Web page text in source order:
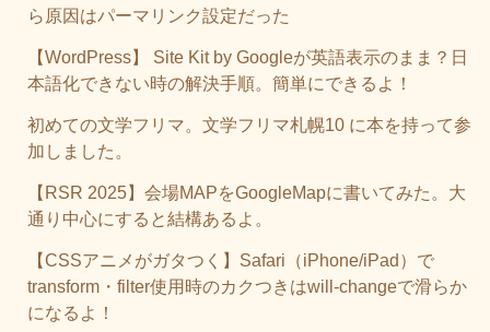
ら原因はパーマリンク設定だった
【WordPress】 Site Kit by Googleが英語表示のまま？日
本語化できない時の解決手順。簡単にできるよ！
初めての文学フリマ。文学フリマ札幌10 に本を持って参
加しました。
【RSR 2025】会場MAPをGoogleMapに書いてみた。大
通り中心にすると結構あるよ。
【CSSアニメがガタつく】Safari（iPhone/iPad）で
transform・filter使用時のカクつきはwill-changeで滑らか
になるよ！